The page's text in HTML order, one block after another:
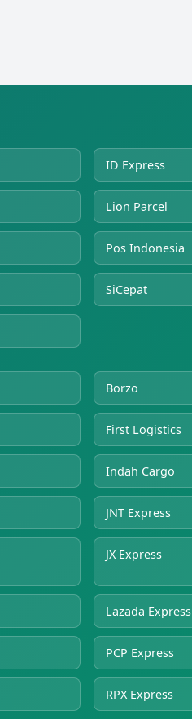
ID Express
Lion Parcel
Pos Indonesia
SiCepat
Borzo
First Logistics
Indah Cargo
JNT Express
JX Express
Lazada Express
PCP Express
RPX Express